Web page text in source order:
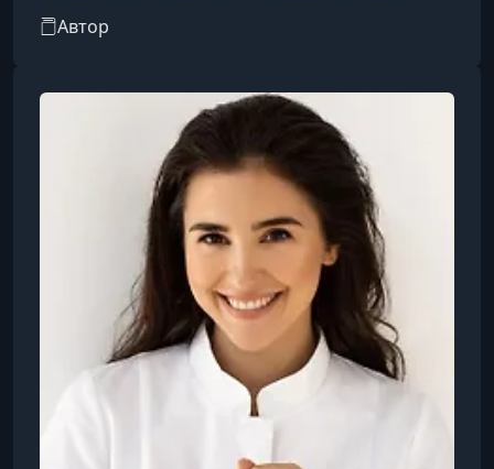
Проект создан для помощи женщинам с
симптомами, связанными с тазовой областью
родов и операций и др.), и предлагает
комплексный подход, включающий
бесплатный чек-ап, тренировки, статьи,
лекции и подбор специалистов. Платформа
работает с мультидисциплинарной командой
врачей-экспертов и предл
Автор